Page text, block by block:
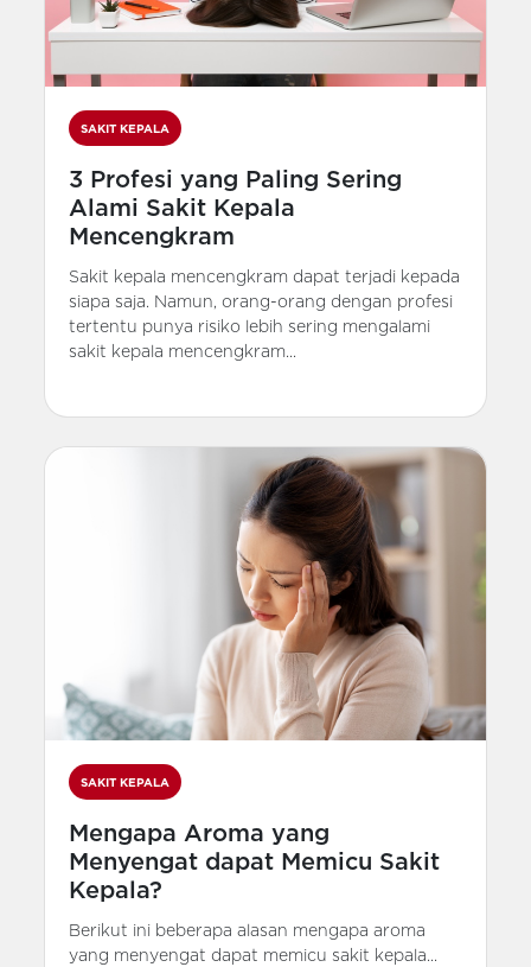
SAKIT KEPALA
3 Profesi yang Paling Sering
Alami Sakit Kepala
Mencengkram
Sakit kepala mencengkram dapat terjadi kepada
siapa saja. Namun, orang-orang dengan profesi
tertentu punya risiko lebih sering mengalami
sakit kepala mencengkram...
SAKIT KEPALA
Mengapa Aroma yang
Menyengat dapat Memicu Sakit
Kepala?
Berikut ini beberapa alasan mengapa aroma
yang menyengat dapat memicu sakit kepala...